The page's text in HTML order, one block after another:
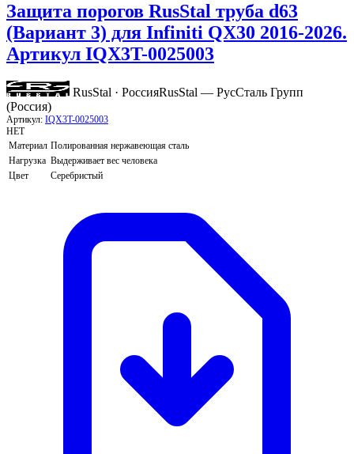
Защита порогов RusStal труба d63
(Вариант 3) для Infiniti QX30 2016-2026.
Артикул IQX3T-0025003
RusStal · РоссияRusStal — РусСталь Групп
(Россия)
Артикул: IQX3T-0025003
НЕТ
Материал Полированная нержавеющая сталь
Нагрузка Выдерживает вес человека
Цвет
Серебристый